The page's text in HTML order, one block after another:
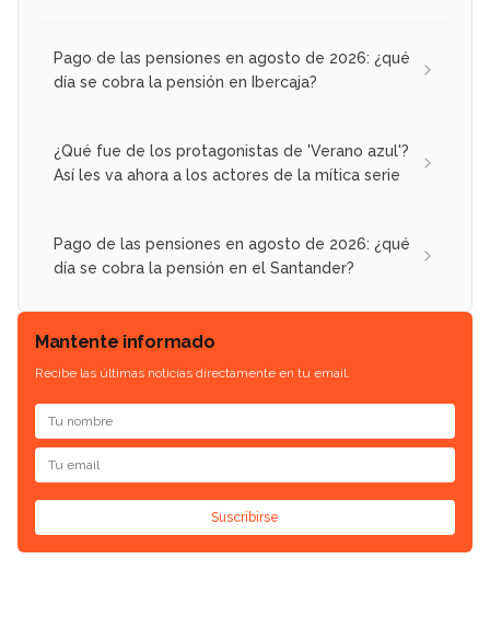
Pago de las pensiones en agosto de 2026: ¿qué
día se cobra la pensión en Ibercaja?
¿Qué fue de los protagonistas de 'Verano azul'?
Así les va ahora a los actores de la mítica serie
Pago de las pensiones en agosto de 2026: ¿qué
día se cobra la pensión en el Santander?
Mantente informado
Recibe las últimas noticias directamente en tu email.
Suscribirse